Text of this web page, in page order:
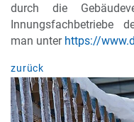
durch die
Innungsfachbetriebe
man unter https://
zurück